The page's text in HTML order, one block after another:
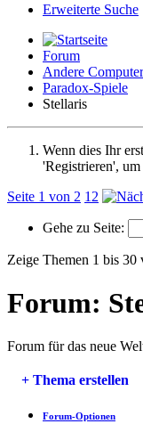
Erweiterte Suche
Forum
Andere
Paradox-Spiele
Stellaris
Wenn dies Ihr
'Registrieren', um
Seite 1 von 2 1 2
Gehe zu Seite:
Zeige Themen 1 bis 30
Forum:
Forum für das neue
+ Thema erstellen
Forum-Optionen